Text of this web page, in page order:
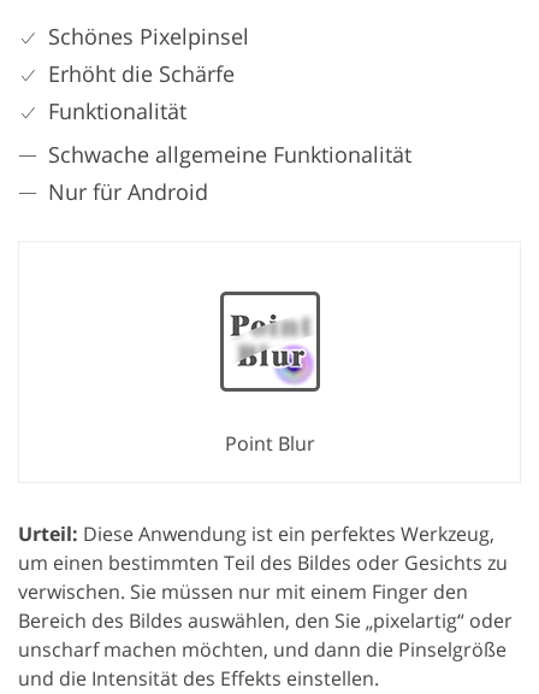
Schönes Pixelpinsel
Erhöht die Schärfe
Funktionalität
Schwache allgemeine Funktionalität
Nur für Android
Point Blur
Urteil: Diese Anwendung ist ein perfektes Werkzeug,
um einen bestimmten Teil des Bildes oder Gesichts zu
verwischen. Sie müssen nur mit einem Finger den
Bereich des Bildes auswählen, den Sie „pixelartig“ oder
unscharf machen möchten, und dann die Pinselgröße
und die Intensität des Effekts einstellen.